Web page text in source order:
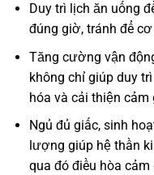
Duy trì lịch ăn uống
đúng giờ, tránh để
Tăng cường vận
không chỉ giúp duy
hóa và cải thiện cảm
Ngủ đủ giấc, sinh
lượng giúp hệ thần
qua đó điều hòa